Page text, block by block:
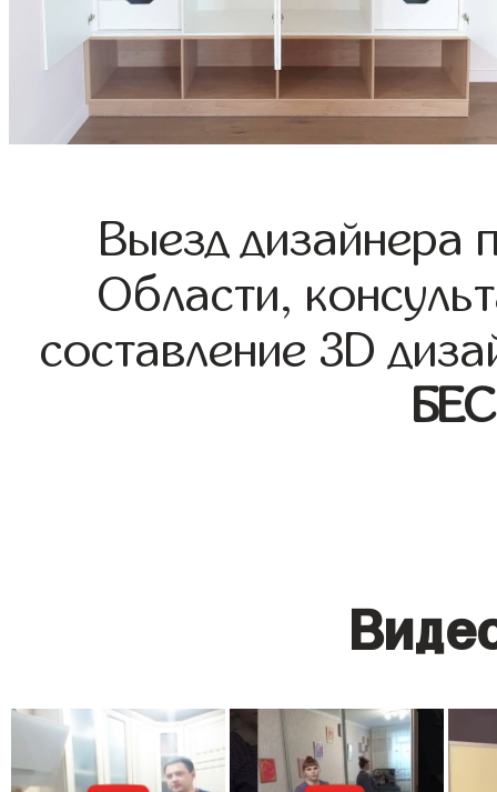
Выезд дизайнера
Области,
составление 3D